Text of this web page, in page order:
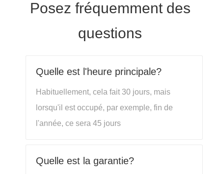
Posez fréquemment des
questions
Quelle est l'heure principale?
Habituellement, cela fait 30 jours, mais
lorsqu'il est occupé, par exemple, fin de
l'année, ce sera 45 jours
Quelle est la garantie?